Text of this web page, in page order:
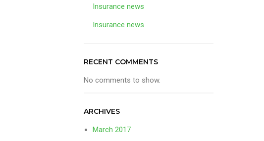
Insurance news
Insurance news
RECENT COMMENTS
No comments to show.
ARCHIVES
March 2017